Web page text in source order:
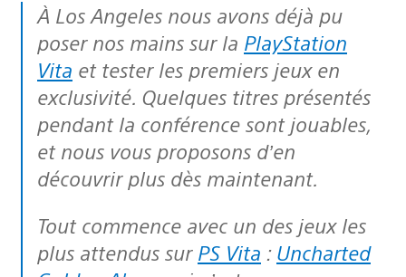
À Los Angeles nous avons déjà pu
poser nos mains sur la PlayStation
Vita et tester les premiers jeux en
exclusivité. Quelques titres présentés
pendant la conférence sont jouables,
et nous vous proposons d’en
découvrir plus dès maintenant.
Tout commence avec un des jeux les
plus attendus sur PS Vita : Uncharted